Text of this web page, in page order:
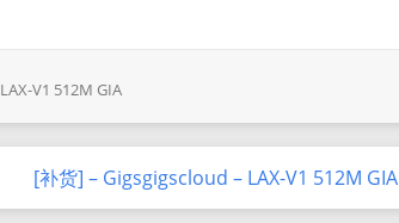
LAX-V1 512M GIA
[补货] – Gigsgigscloud – LAX-V1 512M GIA